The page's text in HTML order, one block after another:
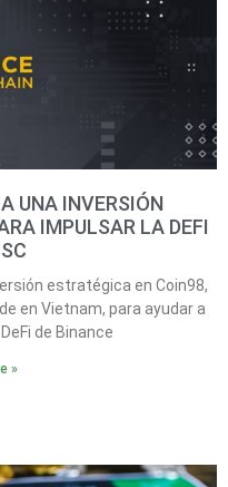
UNA INVERSIÓN
IMPULSAR LA DEFI
estratégica en Coin98,
en Vietnam, para ayudar a
de Binance
»